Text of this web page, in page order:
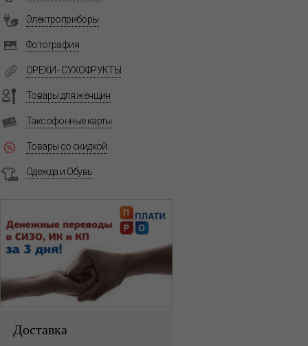
Электроприборы
Фотография
ОРЕХИ - СУХОФРУКТЫ
Товары для женщин
Таксофонные карты
Товары со скидкой
Одежда и Обувь
Доставка